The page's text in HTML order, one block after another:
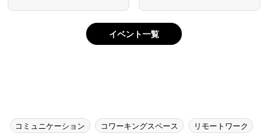
イベント一覧
コミュニケーション コワーキングスペース リモートワーク